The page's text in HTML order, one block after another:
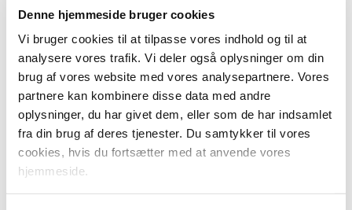
Denne hjemmeside bruger cookies
Vi bruger cookies til at tilpasse vores indhold og til at
analysere vores trafik. Vi deler også oplysninger om din
brug af vores website med vores analysepartnere. Vores
partnere kan kombinere disse data med andre
oplysninger, du har givet dem, eller som de har indsamlet
fra din brug af deres tjenester. Du samtykker til vores
cookies, hvis du fortsætter med at anvende vores
hjemmeside.
overtrædelser, som har fundet sted, eller som med stor
Endvidere kan der indberettes om forsøg på at skjule
sådanne overtrædelser.
Der henvises til Justitsministeriets Vejledning for
whistleblowere for en nærmere beskrivelse af, hvad der
kan indberettes om.
Behandling af henvendelser til